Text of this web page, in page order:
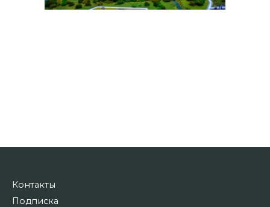
Контакты
Подписка